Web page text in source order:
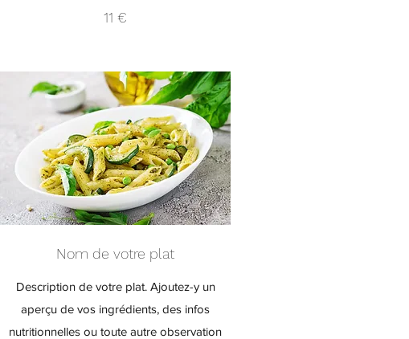
11 €
Nom de votre plat
Description de votre plat. Ajoutez-y un
aperçu de vos ingrédients, des infos
nutritionnelles ou toute autre observation